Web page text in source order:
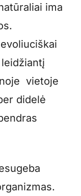
ima
vietoje
didelė